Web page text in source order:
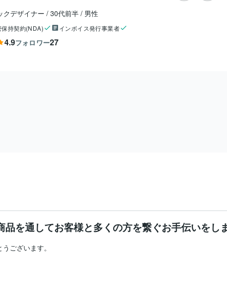
クデザイナー 30代前半 男性
保持契約(NDA) インボイス発行事業者
4.9フォロワー27
品を通してお客様と多くの方を繋ぐお手伝いをし
ございます。